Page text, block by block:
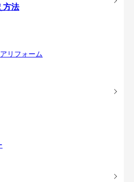
方法